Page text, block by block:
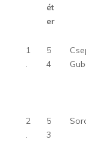
ét
er
1
.
5
4
2
.
5
3